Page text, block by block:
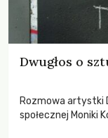
Dwugłos o
Rozmowa artystki
społecznej Moniki